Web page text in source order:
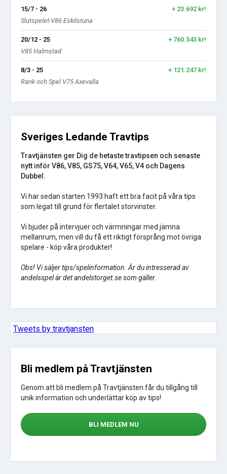
15/7 - 26
+ 23.692 kr!
Slutspelet-V86 Eskilstuna
20/12 - 25
+ 760.343 kr!
V85 Halmstad
8/3 - 25
+ 121.247 kr!
Rank och Spel V75 Axevalla
Sveriges Ledande Travtips
Travtjänsten ger Dig de hetaste travtipsen och senaste
nytt inför V86, V85, GS75, V64, V65, V4 och Dagens
Dubbel.
Vi har sedan starten 1993 haft ett bra facit på våra tips
som legat till grund för flertalet storvinster.
Vi bjuder på intervjuer och värmningar med jämna
mellanrum, men vill du få ett riktigt försprång mot övriga
spelare - köp våra produkter!
Obs! Vi säljer tips/spelinformation. Är du intresserad av
andelsspel är det andelstorget.se som gäller.
Tweets by travtjansten
Bli medlem på Travtjänsten
Genom att bli medlem på Travtjänsten får du tillgång till
unik information och underlättar köp av tips!
BLI MEDLEM NU